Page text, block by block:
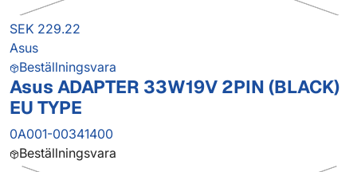
SEK 229.22
Asus
Beställningsvara
Asus ADAPTER 33W19V 2PIN (BLACK)
EU TYPE
0A001-00341400
Beställningsvara